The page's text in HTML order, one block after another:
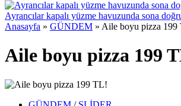
Ayrancılar kapalı yüzme havuzunda sona
Anasayfa » GÜNDEM » Aile boyu pizza 199
Aile boyu pizza 199